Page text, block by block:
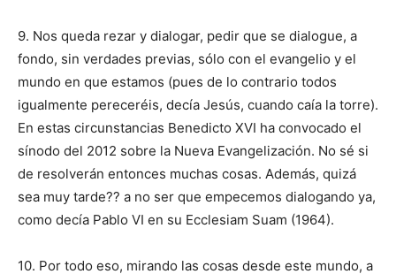
9. Nos queda rezar y dialogar, pedir que se dialogue, a
fondo, sin verdades previas, sólo con el evangelio y el
mundo en que estamos (pues de lo contrario todos
igualmente pereceréis, decía Jesús, cuando caía la torre).
En estas circunstancias Benedicto XVI ha convocado el
sínodo del 2012 sobre la Nueva Evangelización. No sé si
de resolverán entonces muchas cosas. Además, quizá
sea muy tarde?? a no ser que empecemos dialogando ya,
como decía Pablo VI en su Ecclesiam Suam (1964).
10. Por todo eso, mirando las cosas desde este mundo, a